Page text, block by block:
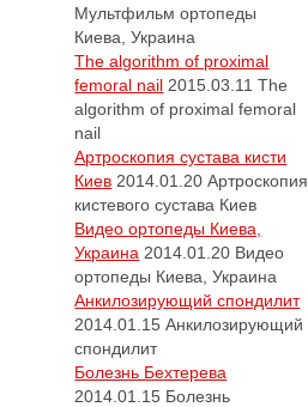
Мультфильм ортопеды
Киева, Украина
The algorithm of proximal
femoral nail 2015.03.11 The
algorithm of proximal femoral
nail
Артроскопия сустава кисти
Киев 2014.01.20 Артроскопия
кистевого сустава Киев
Видео ортопеды Киева,
Украина 2014.01.20 Видео
ортопеды Киева, Украина
Анкилозирующий спондилит
2014.01.15 Анкилозирующий
спондилит
Болезнь Бехтерева
2014.01.15 Болезнь